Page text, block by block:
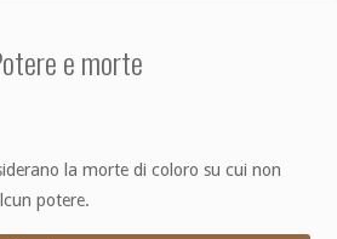
e morte
la morte di coloro su cui non
potere.